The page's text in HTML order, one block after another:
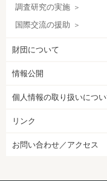
調査研究の実施
国際交流の援助
財団について
情報公開
個人情報の取り扱いにつ
リンク
お問い合わせ／アクセス